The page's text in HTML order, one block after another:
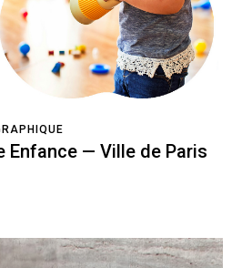
Enfance — Ville de Paris